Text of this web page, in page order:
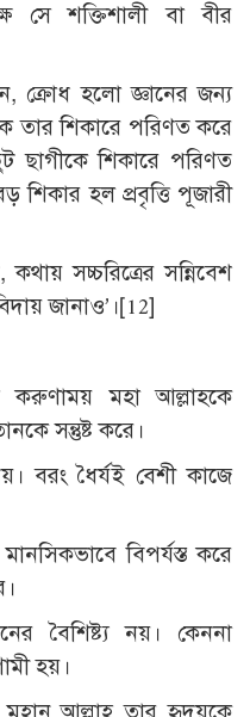
সে শক্তিশালী বা বীর
ক্রোধ হলো জ্ঞানের জন্য
তার শিকারে পরিণত করে
ছাগীকে শিকারে পরিণত
হল প্রবৃত্তি পূজারী
সচ্চরিত্রের সন্নিবেশ
জানাও’।[12]
করুণাময় মহা আল্লাহকে
সন্তুষ্ট করে।
বরং ধৈর্যই বেশী কাজে
বিপর্যস্ত করে
বৈশিষ্ট্য নয়। কেননা
হয়।